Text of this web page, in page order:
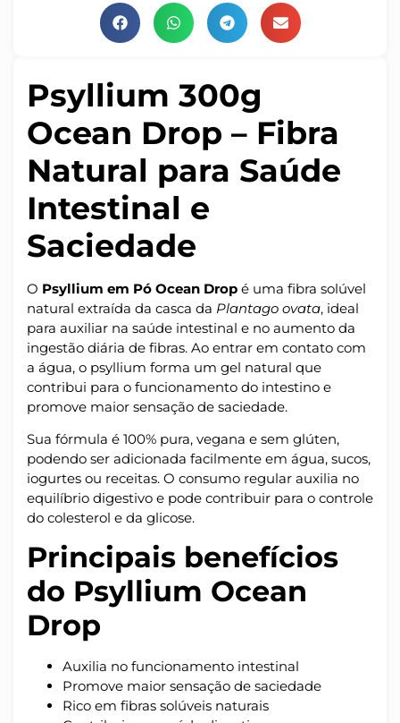
Psyllium 300g
Ocean Drop – Fibra
Natural para Saúde
Intestinal e
Saciedade
O Psyllium em Pó Ocean Drop é uma fibra solúvel
natural extraída da casca da Plantago ovata, ideal
para auxiliar na saúde intestinal e no aumento da
ingestão diária de fibras. Ao entrar em contato com
a água, o psyllium forma um gel natural que
contribui para o funcionamento do intestino e
promove maior sensação de saciedade.
Sua fórmula é 100% pura, vegana e sem glúten,
podendo ser adicionada facilmente em água, sucos,
iogurtes ou receitas. O consumo regular auxilia no
equilíbrio digestivo e pode contribuir para o controle
do colesterol e da glicose.
Principais benefícios
do Psyllium Ocean
Drop
Auxilia no funcionamento intestinal
Promove maior sensação de saciedade
Rico em fibras solúveis naturais